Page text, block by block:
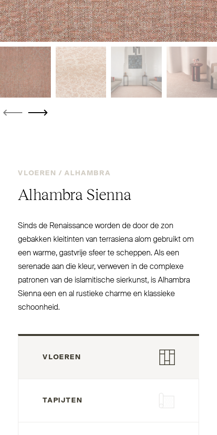
VLOEREN / ALHAMBRA
Alhambra Sienna
Sinds de Renaissance worden de door de zon
gebakken kleitinten van ter­rasiena alom gebruikt om
een warme, gastvrije sfeer te scheppen. Als een
serenade aan die kleur, verweven in de complexe
patronen van de isla­mitische sierkunst, is Alhambra
Sienna een en al rustieke charme en klassieke
schoonheid.
VLOEREN
TAPIJTEN